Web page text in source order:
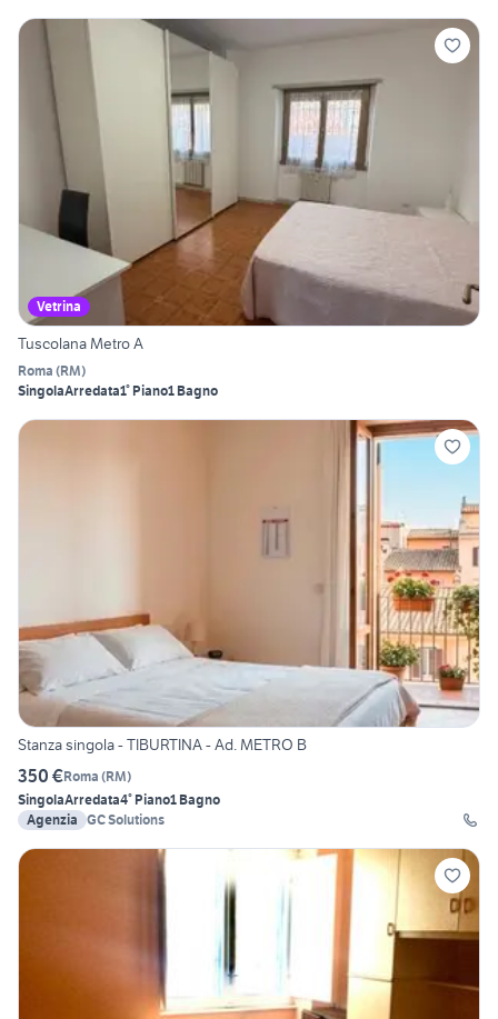
Vetrina
Tuscolana Metro A
Roma (RM)
SingolaArredata1° Piano1 Bagno
Stanza singola - TIBURTINA - Ad. METRO B
350 €Roma (RM)
SingolaArredata4° Piano1 Bagno
Agenzia GC Solutions